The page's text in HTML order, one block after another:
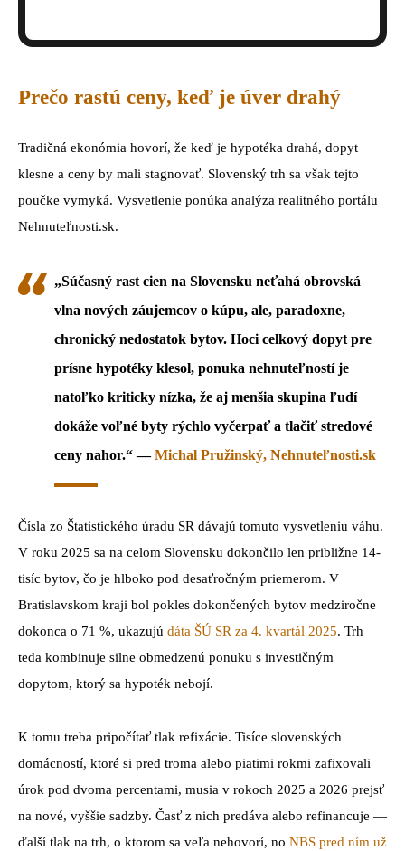
Prečo rastú ceny, keď je úver drahý
Tradičná ekonómia hovorí, že keď je hypotéka drahá, dopyt
klesne a ceny by mali stagnovať. Slovenský trh sa však tejto
poučke vymyká. Vysvetlenie ponúka analýza realitného portálu
Nehnuteľnosti.sk.
„Súčasný rast cien na Slovensku neťahá obrovská
vlna nových záujemcov o kúpu, ale, paradoxne,
chronický nedostatok bytov. Hoci celkový dopyt pre
prísne hypotéky klesol, ponuka nehnuteľností je
natoľko kriticky nízka, že aj menšia skupina ľudí
dokáže voľné byty rýchlo vyčerpať a tlačiť stredové
ceny nahor.“ —Michal Pružinský, Nehnuteľnosti.sk
Čísla zo Štatistického úradu SR dávajú tomuto vysvetleniu váhu.
V roku 2025 sa na celom Slovensku dokončilo len približne 14-
tisíc bytov, čo je hlboko pod desaťročným priemerom. V
Bratislavskom kraji bol pokles dokončených bytov medziročne
dokonca o 71 %, ukazujú dáta ŠÚ SR za 4. kvartál 2025. Trh
teda kombinuje silne obmedzenú ponuku s investičným
dopytom, ktorý sa hypoték nebojí.
K tomu treba pripočítať tlak refixácie. Tisíce slovenských
domácností, ktoré si pred troma alebo piatimi rokmi zafixovali
úrok pod dvoma percentami, musia v rokoch 2025 a 2026 prejsť
na nové, vyššie sadzby. Časť z nich predáva alebo refinancuje —
ďalší tlak na trh, o ktorom sa veľa nehovorí, no NBS pred ním už